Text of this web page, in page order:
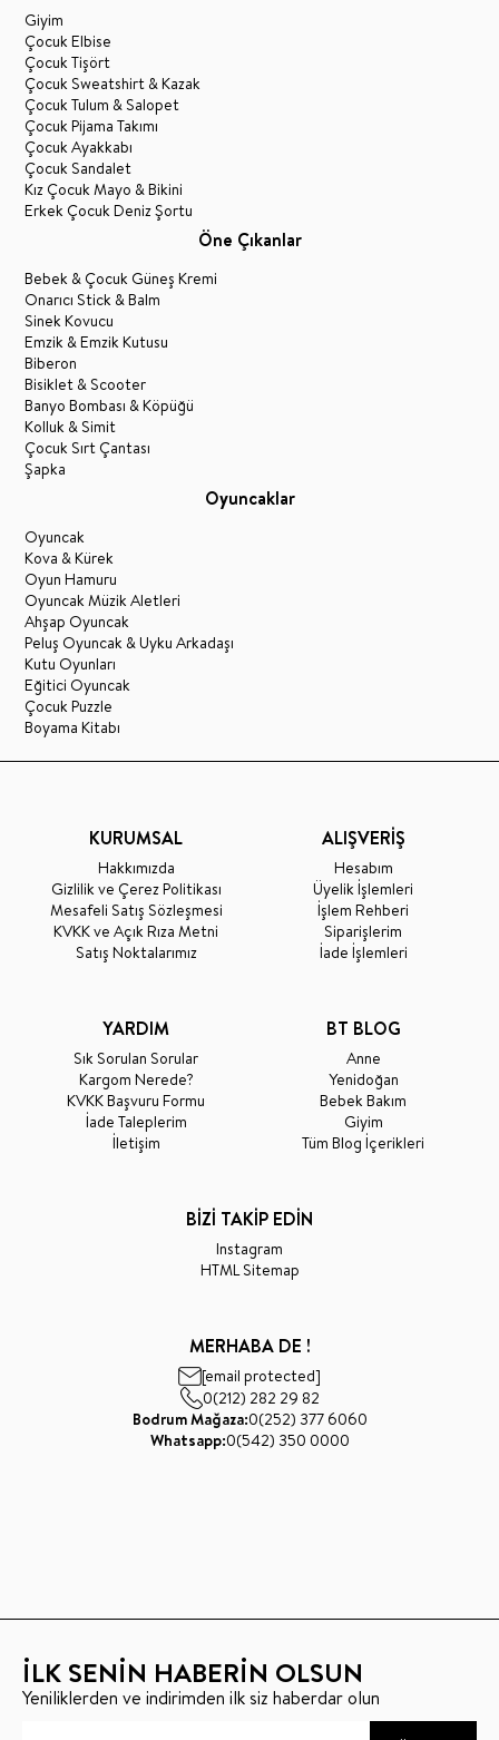
Giyim
Çocuk Elbise
Çocuk Tişört
Çocuk Sweatshirt & Kazak
Çocuk Tulum & Salopet
Çocuk Pijama Takımı
Çocuk Ayakkabı
Çocuk Sandalet
Kız Çocuk Mayo & Bikini
Erkek Çocuk Deniz Şortu
Öne Çıkanlar
Bebek & Çocuk Güneş Kremi
Onarıcı Stick & Balm
Sinek Kovucu
Emzik & Emzik Kutusu
Biberon
Bisiklet & Scooter
Banyo Bombası & Köpüğü
Kolluk & Simit
Çocuk Sırt Çantası
Şapka
Oyuncaklar
Oyuncak
Kova & Kürek
Oyun Hamuru
Oyuncak Müzik Aletleri
Ahşap Oyuncak
Peluş Oyuncak & Uyku Arkadaşı
Kutu Oyunları
Eğitici Oyuncak
Çocuk Puzzle
Boyama Kitabı
KURUMSAL
Hakkımızda
Gizlilik ve Çerez Politikası
Mesafeli Satış Sözleşmesi
KVKK ve Açık Rıza Metni
Satış Noktalarımız
ALIŞVERİŞ
Hesabım
Üyelik İşlemleri
İşlem Rehberi
Siparişlerim
İade İşlemleri
YARDIM
Sık Sorulan Sorular
Kargom Nerede?
KVKK Başvuru Formu
İade Taleplerim
İletişim
BT BLOG
Anne
Yenidoğan
Bebek Bakım
Giyim
Tüm Blog İçerikleri
BİZİ TAKİP EDİN
Instagram
HTML Sitemap
MERHABA DE !
[email protected]
0(212) 282 29 82
Bodrum Mağaza:0(252) 377 6060
Whatsapp:0(542) 350 0000
İLK SENİN HABERİN OLSUN
Yeniliklerden ve indirimden ilk siz haberdar olun